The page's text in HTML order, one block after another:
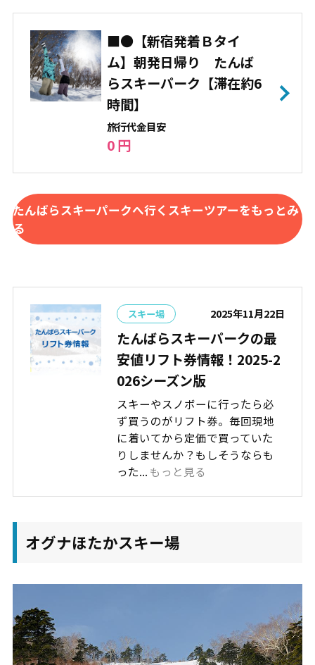
■●【新宿発着Ｂタイ
ム】朝発日帰り たんば
らスキーパーク【滞在約6
時間】
旅⾏代⾦⽬安
0 円
たんばらスキーパークへ行くスキーツアーをもっとみ
る
スキー場 2025年11月22日
たんばらスキーパークの最
安値リフト券情報！2025-2
026シーズン版
スキーやスノボーに行ったら必
ず買うのがリフト券。毎回現地
に着いてから定価で買っていた
りしませんか？もしそうならも
った... もっと見る
オグナほたかスキー場